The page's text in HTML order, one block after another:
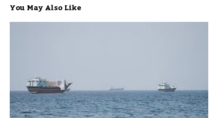
You May Also Like